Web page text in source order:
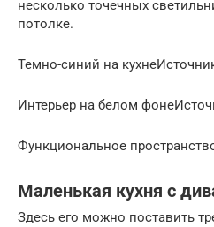
несколько точечных
потолке.
Темно-синий на
Интерьер на белом
Функциональное
Маленькая кухня с
Здесь его можно поставить